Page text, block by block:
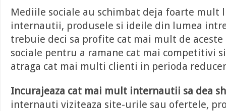
Mediile sociale au schimbat deja foarte mult
internautii, produsele si ideile din lumea
trebuie deci sa profite cat mai mult de
sociale pentru a ramane cat mai competitivi
atraga cat mai multi clienti in perioda
Incurajeaza cat mai mult internautii sa dea
internauti viziteaza site-urile sau ofertele,